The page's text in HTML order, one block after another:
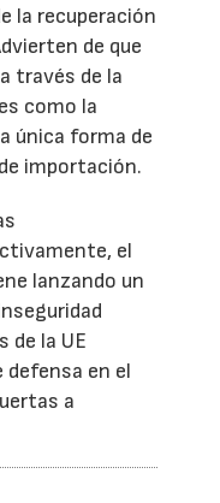
la recuperación
de que
través de la
como la
única forma de
importación.
el
lanzando un
de la UE
en el
a